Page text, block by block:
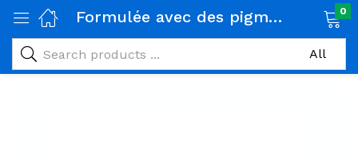
Formulée avec des pigments et du talc ultra micronisés, cette poudre haute tolérance matifie et fixe le maquillage avec naturel, tout en douceur COULEUR 0